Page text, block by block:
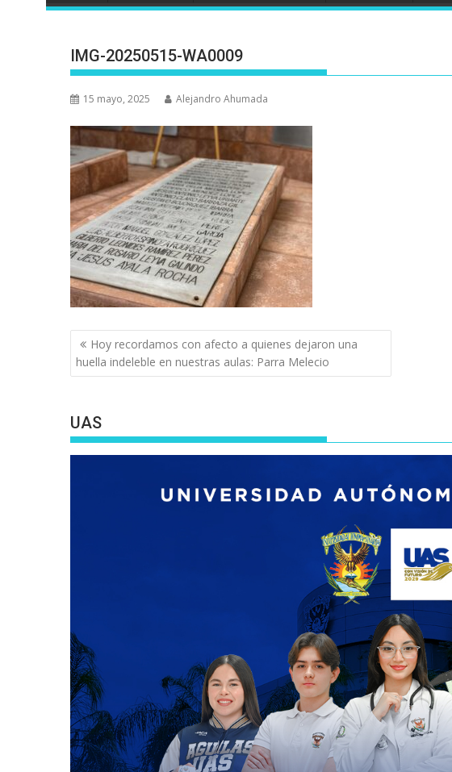
IMG-20250515-WA0009
15 mayo, 2025 Alejandro Ahumada
Navegación
de
entradas
Hoy recordamos con afecto a quienes dejaron una
huella indeleble en nuestras aulas: Parra Melecio
UAS